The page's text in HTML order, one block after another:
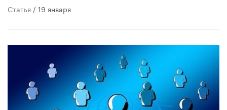
Статья / 19 января